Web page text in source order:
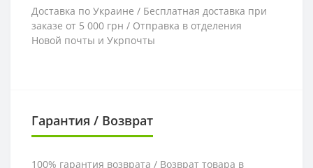
Доставка по Украине / Бесплатная доставка при
заказе от 5 000 грн / Отправка в отделения
Новой почты и Укрпочты
Гарантия / Возврат
100% гарантия возврата / Возврат товара в